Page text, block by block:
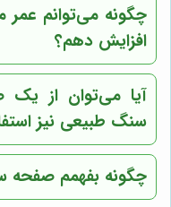
چگونه می‌توانم
افزایش دهم؟
آیا می‌توان از
سنگ طبیعی نیز
چگونه بفهمم صفحه